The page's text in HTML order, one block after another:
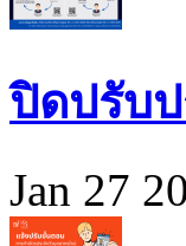
ปิดปรับป
Jan 27